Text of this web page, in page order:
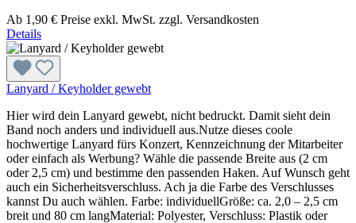
Ab 1,90 € Preise exkl. MwSt. zzgl. Versandkosten
Details
Lanyard / Keyholder gewebt
Hier wird dein Lanyard gewebt, nicht bedruckt. Damit sieht dein
Band noch anders und individuell aus.Nutze dieses coole
hochwertige Lanyard fürs Konzert, Kennzeichnung der Mitarbeiter
oder einfach als Werbung? Wähle die passende Breite aus (2 cm
oder 2,5 cm) und bestimme den passenden Haken. Auf Wunsch geht
auch ein Sicherheitsverschluss. Ach ja die Farbe des Verschlusses
kannst Du auch wählen. Farbe: individuellGröße: ca. 2,0 – 2,5 cm
breit und 80 cm langMaterial: Polyester, Verschluss: Plastik oder